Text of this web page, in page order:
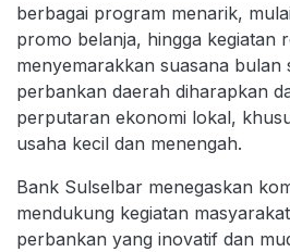
berbagai program menarik,
promo belanja, hingga kegiatan
menyemarakkan suasana bulan
perbankan daerah diharapkan
perputaran ekonomi lokal,
usaha kecil dan menengah.
Bank Sulselbar menegaskan
mendukung kegiatan
perbankan yang inovatif dan